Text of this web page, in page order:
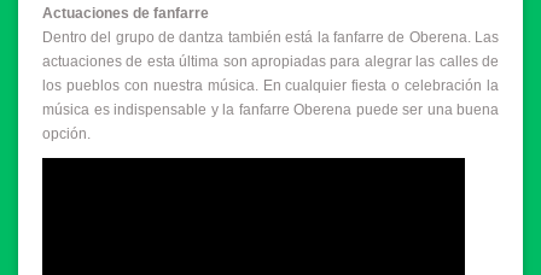
Actuaciones de fanfarre
Dentro del grupo de dantza también está la fanfarre de Oberena. Las
actuaciones de esta última son apropiadas para alegrar las calles de
los pueblos con nuestra música. En cualquier fiesta o celebración la
música es indispensable y la fanfarre Oberena puede ser una buena
opción.